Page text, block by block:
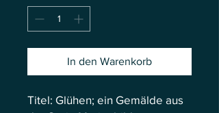
In den Warenkorb
Titel: Glühen; ein Gemälde aus